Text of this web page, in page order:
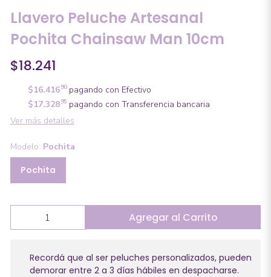
Llavero Peluche Artesanal
Pochita Chainsaw Man 10cm
$18.241
$16.41690pagando con Efectivo
$17.32895pagando con Transferencia bancaria
Ver más detalles
Modelo: Pochita
Pochita
Agregar al Carrito
Recordá que al ser peluches personalizados, pueden
demorar entre 2 a 3 días hábiles en despacharse.